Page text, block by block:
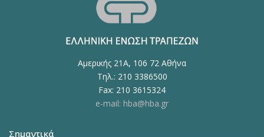
Αμερικής 21Α, 106 72 Αθήνα
Τηλ.: 210 3386500
Fax: 210 3615324
e-mail: hba@hba.gr
Σημαντικά